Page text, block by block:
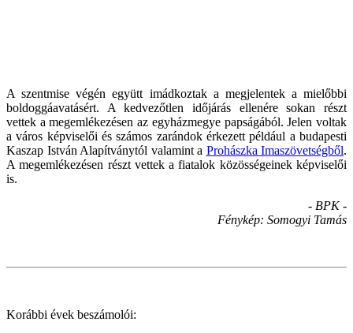
A szentmise végén együtt imádkoztak a megjelentek a mielőbbi
boldoggáavatásért. A kedvezőtlen időjárás ellenére sokan részt
vettek a megemlékezésen az egyházmegye papságából. Jelen voltak
a város képviselői és számos zarándok érkezett például a budapesti
Kaszap István Alapítványtól valamint a Prohászka Imaszövetségből.
A megemlékezésen részt vettek a fiatalok közösségeinek képviselői
is.
- BPK -
Fénykép: Somogyi Tamás
Korábbi évek beszámolói: